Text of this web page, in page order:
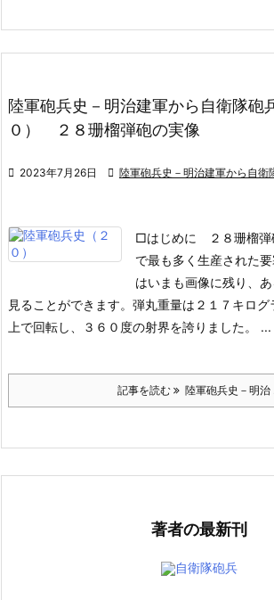
陸軍砲兵史－明治建軍から自衛隊砲
０） ２８珊榴弾砲の実像
 2023年7月26日  陸軍砲兵史－明治建軍から自衛
□はじめに
２８珊榴弾
で最も多く生産された
はいまも画像に残り、
見ることができます。弾丸重量は２１７キロ
上で回転し、３６０度の射界を誇りました。 ...
記事を読む 陸軍砲兵史－明治
著者の最新刊
自衛隊砲兵